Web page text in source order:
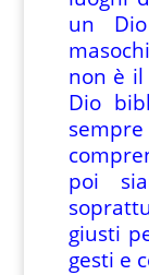
un
non è il
Dio
poi
giusti
gesti e